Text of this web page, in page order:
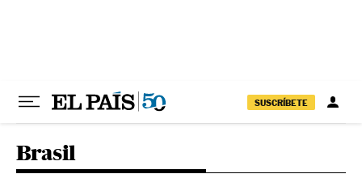
SUSCRÍBETE
Brasil